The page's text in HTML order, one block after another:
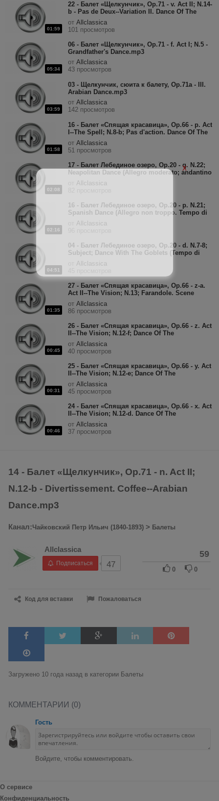
01:59
22 - Балет «Щелкунчик», Op.71 - v. Act II; N.14-
b - Pas de Deux--Variation II. Dance Of The
Sugar-Plum Fairy.mp3
от Allclassica
101 просмотров
05:34
06 - Балет «Щелкунчик», Op.71 - f. Act I; N.5 -
Grandfather's Dance.mp3
от Allclassica
43 просмотров
03:59
03 - Щелкунчик, сюита к балету, Op.71a - III.
Arabian Dance.mp3
от Allclassica
142 просмотров
01:58
16 - Балет «Спящая красавица», Op.66 - p. Act
I--The Spell; N.8-b; Pas d'action. Dance Of The
Maids Of Honour & Pages .mp3
от Allclassica
51 просмотров
02:08
17 - Балет Лебединое озеро, Op.20 - q. N.22;
Neapolitan Dance (Allegro moderato; andantino
quasi moderato).mp3
Allclassica
02:16
16 - Балет Лебединое озеро, Op.20 - p. N.21;
Spanish Dance (Allegro non troppo. Tempo di
Bolero).mp3
Allclassica
04:51
04 - Балет Лебединое озеро, Op.20 - d. N.7-8;
Subject; Dance With The Goblets (Tempo di
Polacca).mp3
Allclassica
01:35
27 - Балет «Спящая красавица», Op.66 - z-a.
Act II--The Vision; N.13; Farandole. Scene
(Poco più vivo); Dance (Allegro non
troppo).mp3
от Allclassica
86 просмотров
00:45
26 - Балет «Спящая красавица», Op.66 - z. Act
II--The Vision; N.12-f; Dance Of The
Marchionesses (Allegro non troppo).mp3
от Allclassica
40 просмотров
00:31
25 - Балет «Спящая красавица», Op.66 - y. Act
II--The Vision; N.12-e; Dance Of The
Countesses (Allegro non troppo).mp3
от Allclassica
45 просмотров
00:46
24 - Балет «Спящая красавица», Op.66 - x. Act
II--The Vision; N.12-d. Dance Of The
Baronesses (Gavotte).mp3
от Allclassica
37 просмотров
14 - Балет «Щелкунчик», Op.71 - n. Act II;
N.12-b - Divertissement. Coffee--Arabian
Dance.mp3
Канал:Чайковский Петр Ильич (1840-1893) > Балеты
Allclassica
Подписаться 47
59
0 0
Код для вставки Пожаловаться
Загружено 10 года назад в категории Балеты
КОММЕНТАРИИ (0)
Гость
Войдите, чтобы комментировать.
О сервисе
Конфиденциальность
X